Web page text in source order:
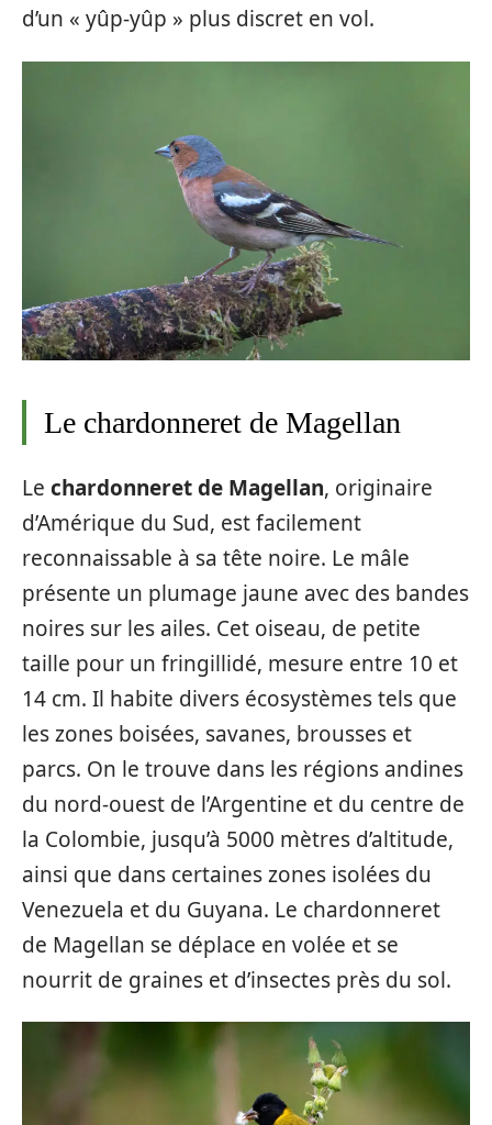
d’un « yûp-yûp » plus discret en vol.
Le chardonneret de Magellan
Le chardonneret de Magellan, originaire
d’Amérique du Sud, est facilement
reconnaissable à sa tête noire. Le mâle
présente un plumage jaune avec des bandes
noires sur les ailes. Cet oiseau, de petite
taille pour un fringillidé, mesure entre 10 et
14 cm. Il habite divers écosystèmes tels que
les zones boisées, savanes, brousses et
parcs. On le trouve dans les régions andines
du nord-ouest de l’Argentine et du centre de
la Colombie, jusqu’à 5000 mètres d’altitude,
ainsi que dans certaines zones isolées du
Venezuela et du Guyana. Le chardonneret
de Magellan se déplace en volée et se
nourrit de graines et d’insectes près du sol.